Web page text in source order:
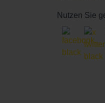
Nutzen Sie